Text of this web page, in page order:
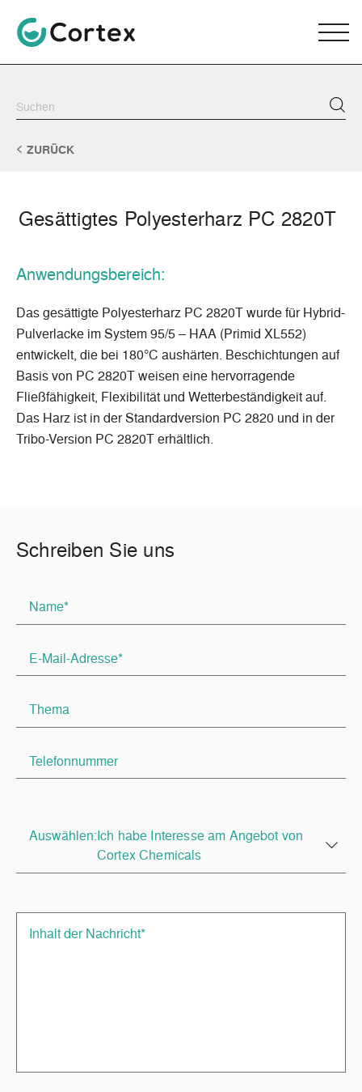
ZURÜCK
Gesättigtes Polyesterharz PC 2820T
Anwendungsbereich:
Das gesättigte Polyesterharz PC 2820T wurde für Hybrid-
Pulverlacke im System 95/5 – HAA (Primid XL552)
entwickelt, die bei 180°C aushärten. Beschichtungen auf
Basis von PC 2820T weisen eine hervorragende
Fließfähigkeit, Flexibilität und Wetterbeständigkeit auf.
Das Harz ist in der Standardversion PC 2820 und in der
Tribo-Version PC 2820T erhältlich.
Schreiben Sie uns
Auswählen:Ich habe Interesse am Angebot von
Cortex Chemicals